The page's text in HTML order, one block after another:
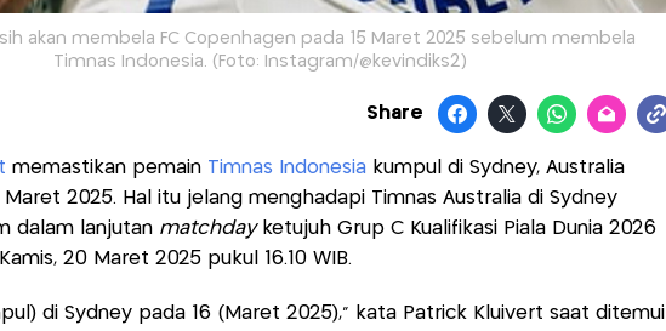
akan membela FC Copenhagen pada 15 Maret 2025 sebelum membela
Timnas Indonesia. (Foto: Instagram/@kevindiks2)
Share
memastikan pemain Timnas Indonesiakumpul di Sydney, Australia
Maret 2025. Hal itu jelang menghadapi Timnas Australia di Sydney
dalam lanjutanmatchday ketujuh Grup C Kualifikasi Piala Dunia 2026
20 Maret 2025 pukul 16.10 WIB.
di Sydney pada 16 (Maret 2025),” kata Patrick Kluivert saat ditemui